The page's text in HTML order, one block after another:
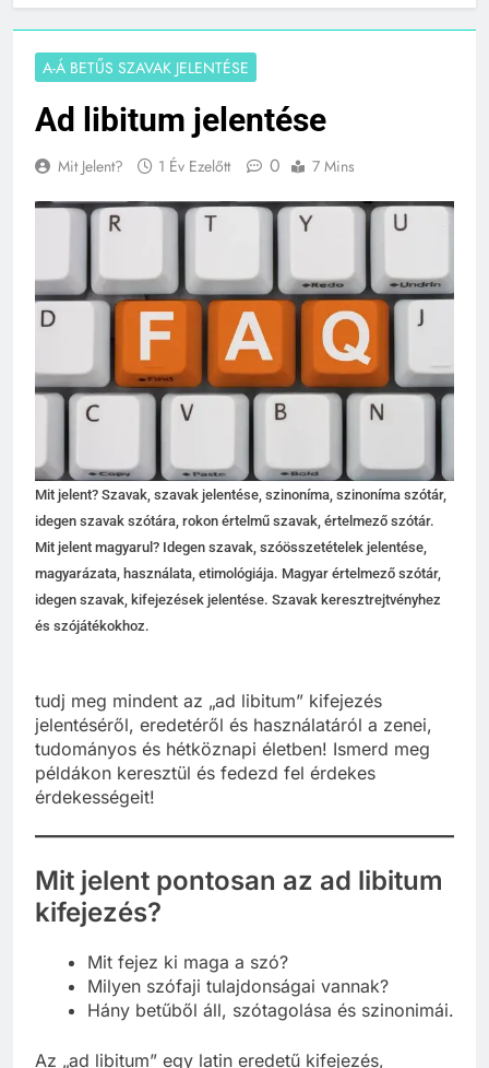
A-Á BETŰS SZAVAK JELENTÉSE
Ad libitum jelentése
Mit jelent? Szavak, szavak jelentése, szinoníma, szinoníma szótár,
idegen szavak szótára, rokon értelmű szavak, értelmező szótár.
Mit jelent magyarul? Idegen szavak, szóösszetételek jelentése,
magyarázata, használata, etimológiája. Magyar értelmező szótár,
idegen szavak, kifejezések jelentése. Szavak keresztrejtvényhez
tudj meg mindent az „ad libitum” kifejezés
jelentéséről, eredetéről és használatáról a zenei,
tudományos és hétköznapi életben! Ismerd meg
példákon keresztül és fedezd fel érdekes
Mit jelent pontosan az ad libitum
kifejezés?
Mit fejez ki maga a szó?
Milyen szófaji tulajdonságai vannak?